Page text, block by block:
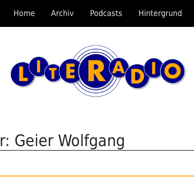
Home Archiv Podcasts Hintergrund
Geier Wolfgang